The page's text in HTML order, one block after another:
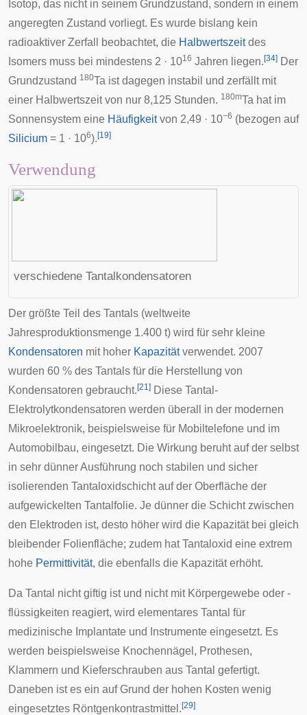
Isotop, das nicht in seinem Grundzustand, sondern in einem
angeregten Zustand vorliegt. Es wurde bislang kein
radioaktiver Zerfall beobachtet, die Halbwertszeitdes
Isomers muss bei mindestens 2 · 1016 Jahren liegen. [34] Der
Grundzustand 180Ta ist dagegen instabil und zerfällt mit
einer Halbwertszeit von nur 8,125 Stunden. 180mTa hat im
Sonnensystem eine Häufigkeitvon 2,49 · 10−6 (bezogen auf
Silicium = 1 · 106). [19]
Verwendung
verschiedene Tantalkondensatoren
Der größte Teil des Tantals (weltweite
Jahresproduktionsmenge 1.400 t) wird für sehr kleine
Kondensatoren mit hoher Kapazitätverwendet. 2007
wurden 60 % des Tantals für die Herstellung von
Kondensatoren gebraucht. [21] Diese Tantal-
Elektrolytkondensatoren werden überall in der modernen
Mikroelektronik, beispielsweise für Mobiltelefone und im
Automobilbau, eingesetzt. Die Wirkung beruht auf der selbst
in sehr dünner Ausführung noch stabilen und sicher
isolierenden Tantaloxidschicht auf der Oberfläche der
aufgewickelten Tantalfolie. Je dünner die Schicht zwischen
den Elektroden ist, desto höher wird die Kapazität bei gleich
bleibender Folienfläche; zudem hat Tantaloxid eine extrem
hohe Permittivität, die ebenfalls die Kapazität erhöht.
Da Tantal nicht giftig ist und nicht mit Körpergewebe oder -
flüssigkeiten reagiert, wird elementares Tantal für
medizinische Implantate und Instrumente eingesetzt. Es
werden beispielsweise Knochennägel , Prothesen,
Klammern und Kieferschrauben aus Tantal gefertigt.
Daneben ist es ein auf Grund der hohen Kosten wenig
eingesetztes Röntgenkontrastmittel . [29]